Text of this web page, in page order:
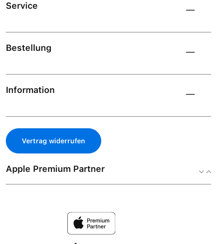
Service
Bestellung
Information
Vertrag widerrufen
Apple Premium Partner